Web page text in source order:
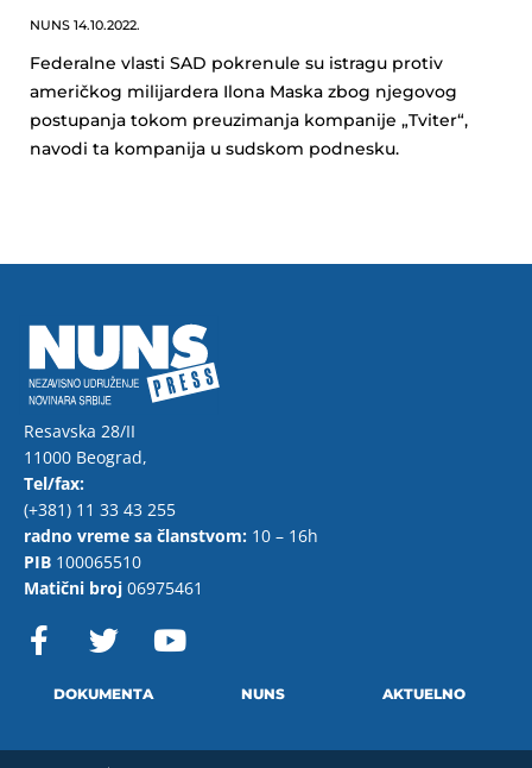
NUNS 14.10.2022.
Federalne vlasti SAD pokrenule su istragu protiv
američkog milijardera Ilona Maska zbog njegovog
postupanja tokom preuzimanja kompanije „Tviter“,
navodi ta kompanija u sudskom podnesku.
Resavska 28/II
11000 Beograd,
Tel/fax:
(+381) 11 33 43 255
radno vreme sa članstvom: 10 – 16h
PIB 100065510
Matični broj 06975461
F
a w
t
o
DOKUMENTA NUNS AKTUELNO